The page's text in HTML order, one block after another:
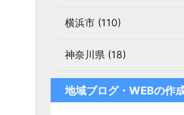
横浜市 (110)
神奈川県 (18)
地域ブログ・WEBの作